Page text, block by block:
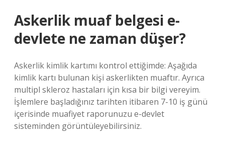
Askerlik muaf belgesi e-
devlete ne zaman düşer?
Askerlik kimlik kartımı kontrol ettiğimde: Aşağıda
kimlik kartı bulunan kişi askerlikten muaftır. Ayrıca
multipl skleroz hastaları için kısa bir bilgi vereyim.
İşlemlere başladığınız tarihten itibaren 7-10 iş günü
içerisinde muafiyet raporunuzu e-devlet
sisteminden görüntüleyebilirsiniz.